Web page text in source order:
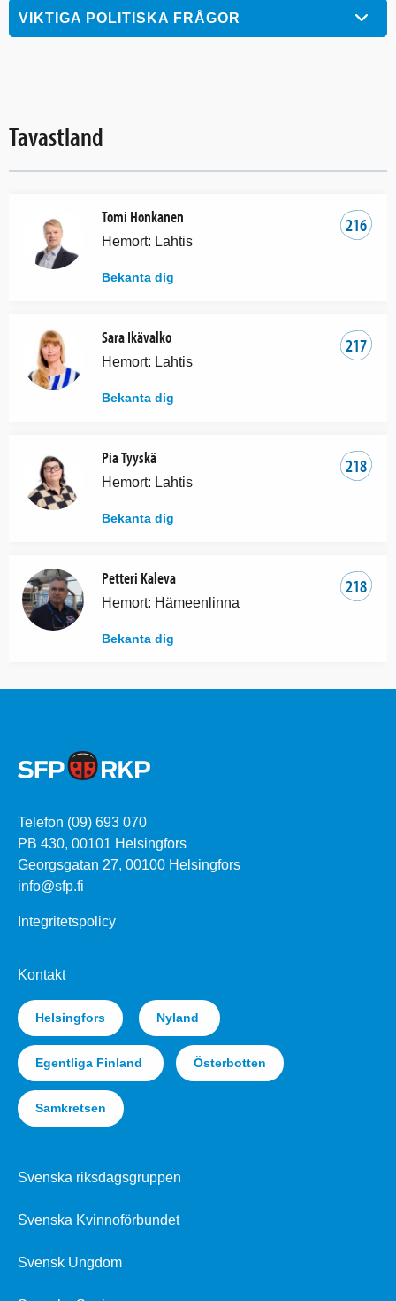
VIKTIGA POLITISKA FRÅGOR
Tavastland
216
Tomi Honkanen
Hemort: Lahtis
Bekanta dig
217
Sara Ikävalko
Hemort: Lahtis
Bekanta dig
218
Pia Tyyskä
Hemort: Lahtis
Bekanta dig
218
Petteri Kaleva
Hemort: Hämeenlinna
Bekanta dig
Telefon (09) 693 070
PB 430, 00101 Helsingfors
Georgsgatan 27, 00100 Helsingfors
info@sfp.fi
Integritetspolicy
Kontakt
Helsingfors Nyland
Egentliga Finland Österbotten
Samkretsen
Svenska riksdagsgruppen
Svenska Kvinnoförbundet
Svensk Ungdom